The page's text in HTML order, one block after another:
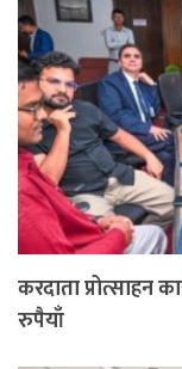
करदाता प्रोत्साहन
रुपैयाँ